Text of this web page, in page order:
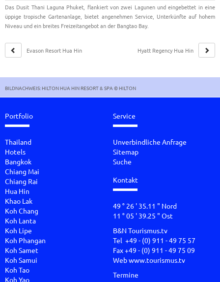
Das Dusit Thani Laguna Phuket, flankiert von zwei Lagunen und eingebettet in eine
üppige tropische Gartenanlage, bietet angenehmen Service, Unterkünfte auf hohem
Niveau und ein breites Freizeitangebot an der Bangtao Bay.
Evason Resort Hua Hin Hyatt Regency Hua Hin
BILDNACHWEIS: HILTON HUA HIN RESORT & SPA © HILTON
Portfolio
Thailand
Hotels
Bangkok
Chiang Mai
Chiang Rai
Hua Hin
Khao Lak
Koh Chang
Koh Lanta
Koh Lipe
Koh Phangan
Koh Samet
Koh Samui
Koh Tao
Koh Yao
Service
Unverbindliche Anfrage
Sitemap
Suche
Kontakt
49 ° 26 ' 35.11 " Nord
11 ° 05 ' 39.25 " Ost
B&N Tourismus.tv
Tel +49 - (0) 911 - 49 75 57
Fax +49 - (0) 911 - 49 75 09
Webwww.tourismus.tv
Termine